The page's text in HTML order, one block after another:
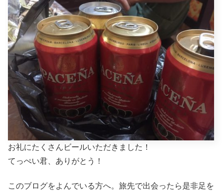
お礼にたくさんビールいただきました！
てっぺい君、ありがとう！
このブログをよんでいる方へ。旅先で出会ったら是非足を